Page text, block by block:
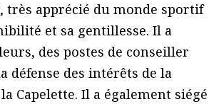
très apprécié du monde sportif
et sa gentillesse. Il a
des postes de conseiller
défense des intérêts de la
Capelette. Il a également siégé